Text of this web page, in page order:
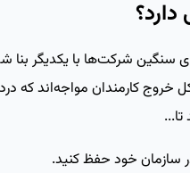
سنگین شرکت‌ها با یکدیگر بنا
مواجه‌اند که دردسرهای مختلفی
سازمان خود حفظ کنید.